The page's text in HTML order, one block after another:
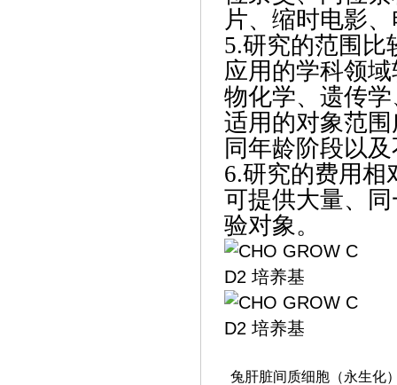
片、缩时电影
5.研究的范围比
应用的学科领
物化学、遗传
适用的对象范
同年龄阶段以
6.研究的费用相
可提供大量、
验对象。
兔肝脏间质细胞（永生化